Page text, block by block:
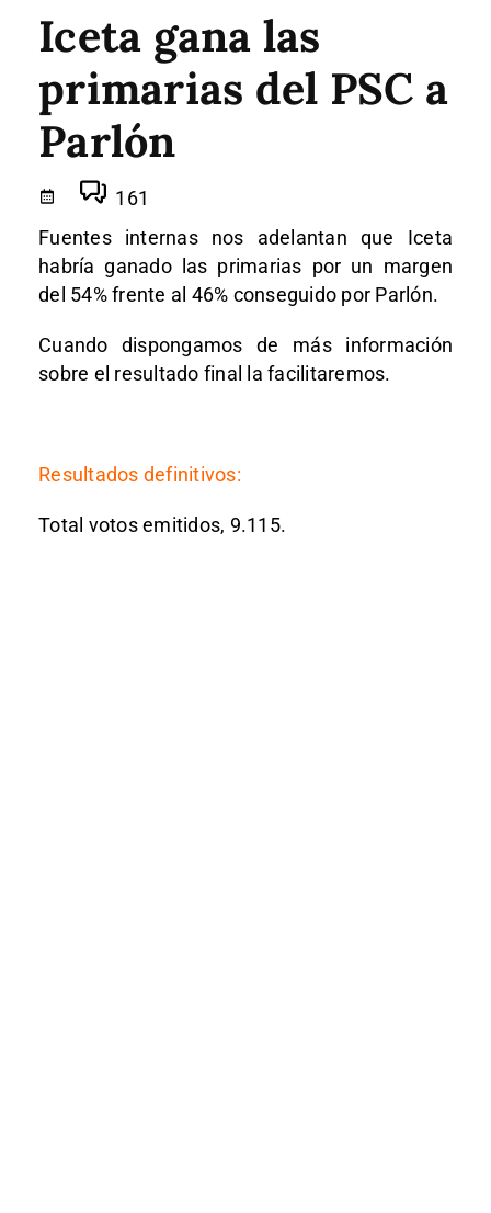
Iceta gana las
primarias del PSC a
Parlón
161
Fuentes internas nos adelantan que Iceta
habría ganado las primarias por un margen
del 54% frente al 46% conseguido por Parlón.
Cuando dispongamos de más información
sobre el resultado final la facilitaremos.
Resultados definitivos:
Total votos emitidos, 9.115.